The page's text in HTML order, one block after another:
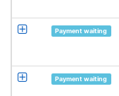
Payment waiting
Payment waiting